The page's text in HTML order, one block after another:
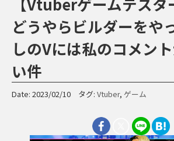
どうやらビルダーをや
しのVには私のコメン
い件
Date: 2023/02/10 タグ: Vtuber, ゲーム